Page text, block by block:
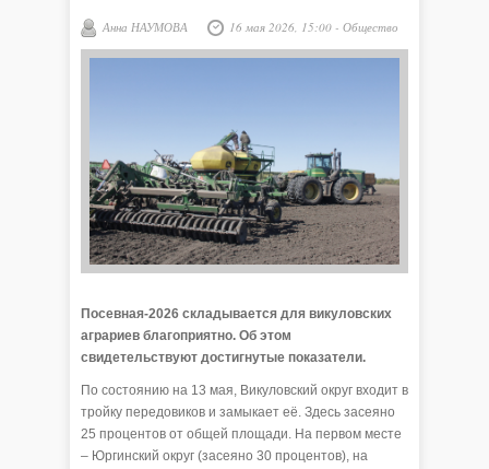
Анна НАУМОВА 16 мая 2026, 15:00 - Общество
Посевная-2026 складывается для викуловских
аграриев благоприятно. Об этом
свидетельствуют достигнутые показатели.
По состоянию на 13 мая, Викуловский округ входит в
тройку передовиков и замыкает её. Здесь засеяно
25 процентов от общей площади. На первом месте
– Юргинский округ (засеяно 30 процентов), на